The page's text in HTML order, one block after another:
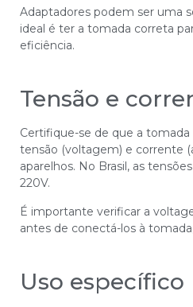
Adaptadores podem ser uma
ideal é ter a tomada correta
eficiência.
Tensão e
Certifique-se de que a tomada
tensão (voltagem) e corrente
aparelhos. No Brasil, as
220V.
É importante verificar a
antes de conectá-los à
Uso específico